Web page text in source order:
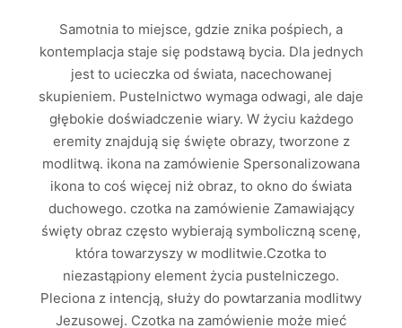
Samotnia to miejsce, gdzie znika pośpiech, a
kontemplacja staje się podstawą bycia. Dla jednych
jest to ucieczka od świata, nacechowanej
skupieniem. Pustelnictwo wymaga odwagi, ale daje
głębokie doświadczenie wiary. W życiu każdego
eremity znajdują się święte obrazy, tworzone z
modlitwą. ikona na zamówienie Spersonalizowana
ikona to coś więcej niż obraz, to okno do świata
duchowego. czotka na zamówienie Zamawiający
święty obraz często wybierają symboliczną scenę,
która towarzyszy w modlitwie.Czotka to
niezastąpiony element życia pustelniczego.
Pleciona z intencją, służy do powtarzania modlitwy
Jezusowej. Czotka na zamówienie może mieć